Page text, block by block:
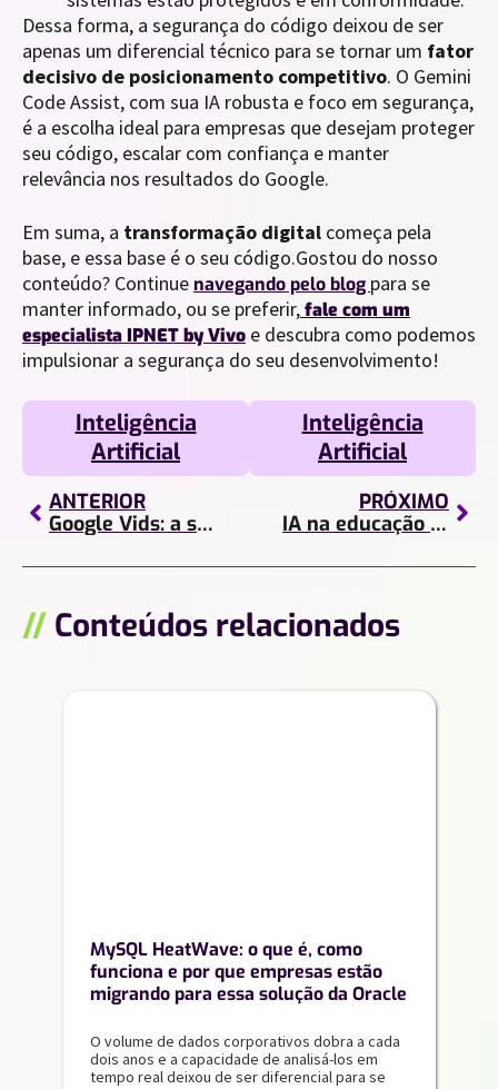
Dessa forma, a segurança do código deixou de ser
apenas um diferencial técnico para se tornar um fator
decisivo de posicionamento competitivo. O Gemini
Code Assist, com sua IA robusta e foco em segurança,
é a escolha ideal para empresas que desejam proteger
seu código, escalar com confiança e manter
relevância nos resultados do Google.
Em suma, a transformação digital começa pela
base, e essa base é o seu código.Gostou do nosso
conteúdo? Continue navegando pelo blog para se
manter informado, ou se preferir,fale com um
especialista IPNET by Vivo e descubra como podemos
impulsionar a segurança do seu desenvolvimento!
Inteligência
Artificial
Inteligência
Artificial
ANTERIOR
Google Vids: a solução ideal para criar vídeos sem ser editor
PRÓXIMO
IA na educação e aprendizagem: como a inteligência artificial está mudando o jeito de ensinar e aprender
// Conteúdos relacionados
MySQL HeatWave: o que é, como
funciona e por que empresas estão
migrando para essa solução da Oracle
O volume de dados corporativos dobra a cada
dois anos e a capacidade de analisá-los em
tempo real deixou de ser diferencial para se